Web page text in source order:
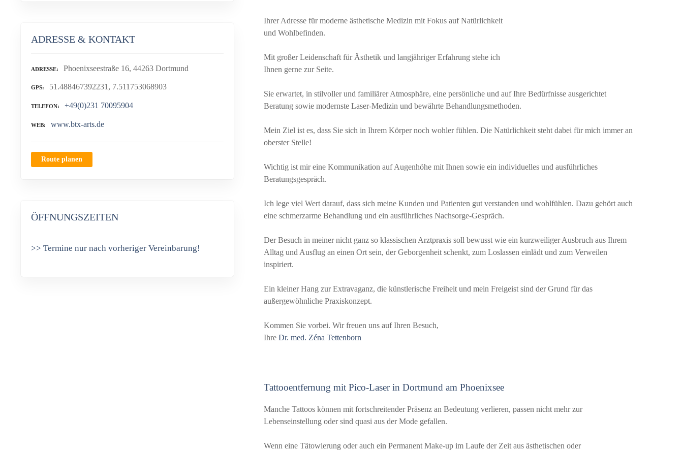
ADRESSE & KONTAKT
ADRESSE Phoenixseestraße 16, 44263 Dortmund
GPS 51.488467392231, 7.511753068903
TELEFON +49(0)231 70095904
WEB www.btx-arts.de
Route planen
ÖFFNUNGSZEITEN
>> Termine nur nach vorheriger Vereinbarung!
Ihrer Adresse für moderne ästhetische Medizin mit Fokus auf Natürlichkeit
und Wohlbefinden.
Mit großer Leidenschaft für Ästhetik und langjähriger Erfahrung stehe ich
Ihnen gerne zur Seite.
Sie erwartet, in stilvoller und familiärer Atmosphäre, eine persönliche und auf Ihre Bedürfnisse ausgerichtet
Beratung sowie modernste Laser-Medizin und bewährte Behandlungsmethoden.
Mein Ziel ist es, dass Sie sich in Ihrem Körper noch wohler fühlen. Die Natürlichkeit steht dabei für mich immer an
oberster Stelle!
Wichtig ist mir eine Kommunikation auf Augenhöhe mit Ihnen sowie ein individuelles und ausführliches
Beratungsgespräch.
Ich lege viel Wert darauf, dass sich meine Kunden und Patienten gut verstanden und wohlfühlen. Dazu gehört auch
eine schmerzarme Behandlung und ein ausführliches Nachsorge-Gespräch.
Der Besuch in meiner nicht ganz so klassischen Arztpraxis soll bewusst wie ein kurzweiliger Ausbruch aus Ihrem
Alltag und Ausflug an einen Ort sein, der Geborgenheit schenkt, zum Loslassen einlädt und zum Verweilen
inspiriert.
Ein kleiner Hang zur Extravaganz, die künstlerische Freiheit und mein Freigeist sind der Grund für das
außergewöhnliche Praxiskonzept.
Kommen Sie vorbei. Wir freuen uns auf Ihren Besuch,
Ihre Dr. med. Zéna Tettenborn
Tattooentfernung mit Pico-Laser in Dortmund am Phoenixsee
Manche Tattoos können mit fortschreitender Präsenz an Bedeutung verlieren, passen nicht mehr zur
Lebenseinstellung oder sind quasi aus der Mode gefallen.
Wenn eine Tätowierung oder auch ein Permanent Make-up im Laufe der Zeit aus ästhetischen oder